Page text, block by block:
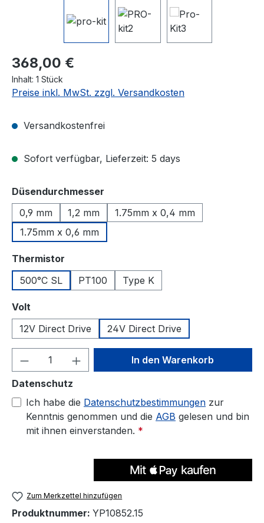
Regulärer Preis:
368,00 €
Inhalt: 1 Stück
Preise inkl. MwSt. zzgl. Versandkosten
Versandkostenfrei
Sofort verfügbar, Lieferzeit: 5 days
Düsendurchmesser
0,9 mm
1,2 mm
1.75mm x 0,4 mm
1.75mm x 0,6 mm
Thermistor
500°C SL
PT100 Type K
Volt
12V Direct Drive
24V Direct Drive
Produkt Anzahl: Gib denIn den Warenkorb
Datenschutz
Ich habe die Datenschutzbestimmungen zur
Kenntnis genommen und die AGB gelesen und bin
mit ihnen einverstanden. *
Zum Merkzettel hinzufügen
Produktnummer: YP10852.15